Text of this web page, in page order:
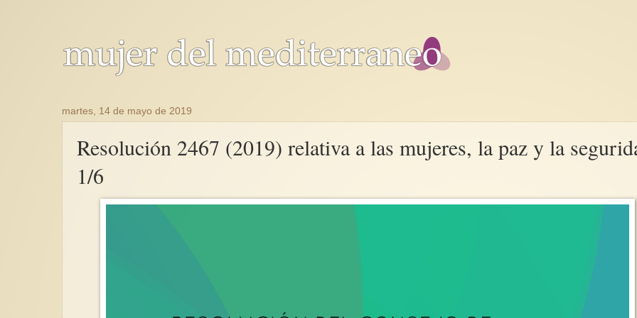
martes, 14 de mayo de 2019
Resolución 2467 (2019) relativa a las mujeres, la paz y la
1/6